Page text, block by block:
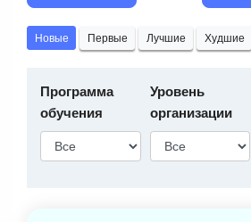
Новые Первые Лучшие Худшие
Программа
обучения
Уровень
организации